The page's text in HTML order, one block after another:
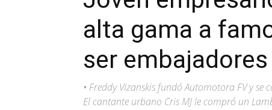
alta gama a
ser
• Freddy Vizanskis fundó Automotora FV y
El cantante urbano Cris MJ le compró un